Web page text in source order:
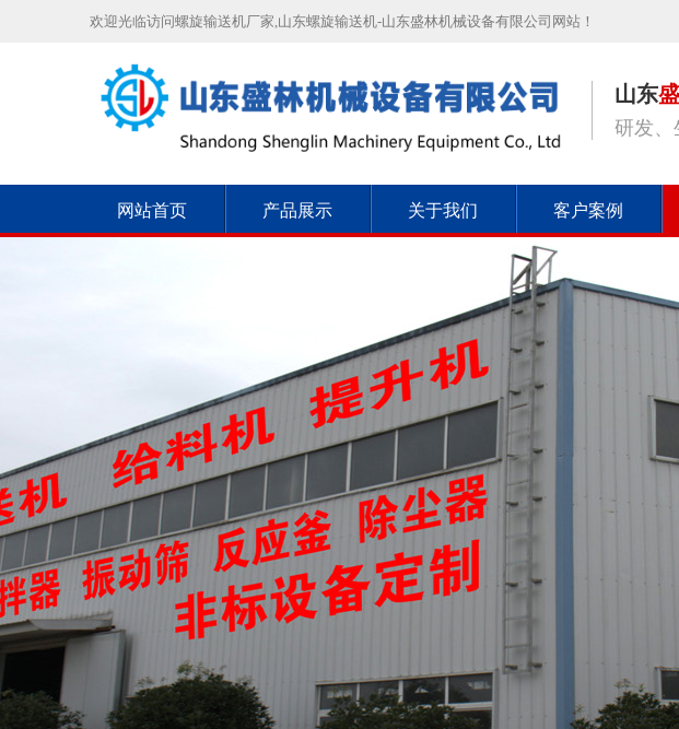
欢迎光临访问螺旋输送机厂家,山东螺旋输送机-山东盛林机械设备有限公司网站！
山东
研发、
网站首页 产品展示 关于我们 客户案例